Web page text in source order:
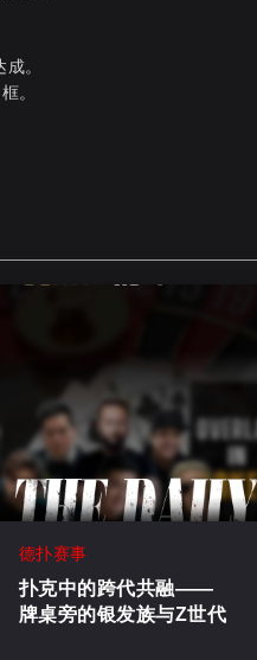
。
。
德扑赛事
扑克中的跨代共融——
牌桌旁的银发族与Z世代